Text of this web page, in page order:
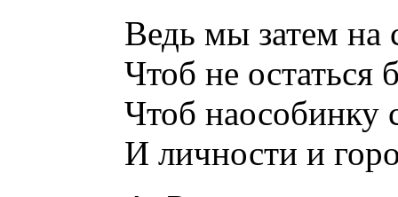
Ведь мы затем на
Чтоб не остаться
Чтоб наособинку
И личности и